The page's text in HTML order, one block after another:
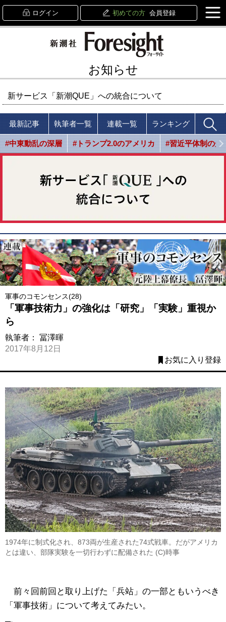
ログイン 初めての方 会員登録
お知らせ
新サービス「新潮QUE」への統合について
最新記事 執筆者一覧 連載一覧 ランキング
#中東動乱の深層 #トランプ2.0のアメリカ #習近平体制の光
軍事のコモンセンス(28)
「軍事技術力」の強化は「研究」「実験」重視か
ら
執筆者： 冨澤暉
2017年8月12日
お気に入り登録
1974年に制式化され、873両が生産された74式戦車。だがアメリカ
とは違い、部隊実験を一切行わずに配備された (C)時事
前々回前回と取り上げた「兵站」の一部ともいうべき
「軍事技術」について考えてみたい。